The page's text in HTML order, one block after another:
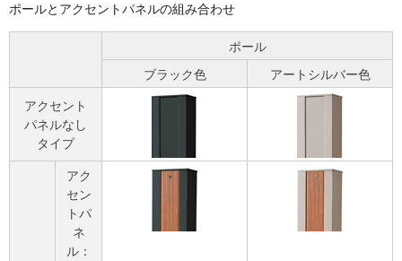
ポールとアクセントパネルの組み合わせ
ポール
ブラック色
アートシルバー色
アクセント
パネルなし
タイプ
アク
セン
トパ
ネ
ル：